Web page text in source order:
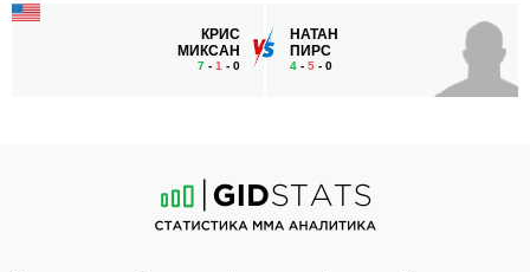
КРИС
МИКСАН
7 - 1 - 0
НАТАН
ПИРС
4 - 5 - 0